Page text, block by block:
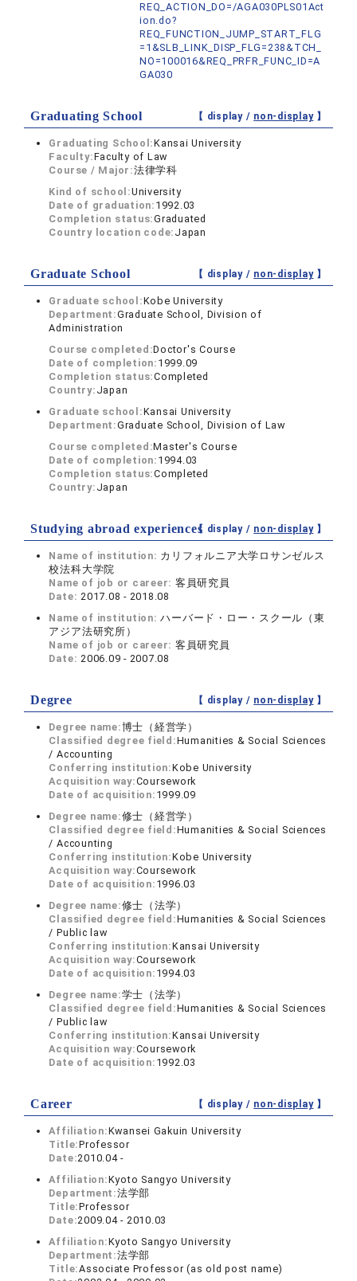
REQ_ACTION_DO=/AGA030PLS01Act
ion.do?
REQ_FUNCTION_JUMP_START_FLG
=1&SLB_LINK_DISP_FLG=238&TCH_
NO=100016&REQ_PRFR_FUNC_ID=A
GA030
Graduating School 【 display / non-display】
Graduating School:Kansai University
Faculty:Faculty of Law
Course / Major:法律学科
Kind of school:University
Date of graduation: 1992.03
Completion status:Graduated
Country location code: Japan
Graduate School 【 display / non-display】
Graduate school:Kobe University
Department:Graduate School, Division of
Administration
Course completed:Doctor's Course
Date of completion: 1999.09
Completion status:Completed
Country: Japan
Graduate school:Kansai University
Department:Graduate School, Division of Law
Course completed:Master's Course
Date of completion: 1994.03
Completion status:Completed
Country: Japan
Studying abroad experiences【 display / non-display】
Name of institution: カリフォルニア大学ロサンゼルス
校法科大学院
Name of job or career: 客員研究員
Date:2017.08 - 2018.08
Name of institution:ハーバード・ロー・スクール（東
アジア法研究所）
Name of job or career: 客員研究員
Date:2006.09 - 2007.08
Degree 【 display / non-display】
Degree name:博士（経営学）
Classified degree field:Humanities & Social Sciences
/ Accounting
Conferring institution:Kobe University
Acquisition way:Coursework
Date of acquisition: 1999.09
Degree name:修士（経営学）
Classified degree field:Humanities & Social Sciences
/ Accounting
Conferring institution:Kobe University
Acquisition way:Coursework
Date of acquisition: 1996.03
Degree name:修士（法学）
Classified degree field:Humanities & Social Sciences
/ Public law
Conferring institution:Kansai University
Acquisition way:Coursework
Date of acquisition: 1994.03
Degree name:学士（法学）
Classified degree field:Humanities & Social Sciences
/ Public law
Conferring institution:Kansai University
Acquisition way:Coursework
Date of acquisition: 1992.03
Career 【 display / non-display】
Affiliation:Kwansei Gakuin University
Title:Professor
Date:2010.04 -
Affiliation:Kyoto Sangyo University
Department:法学部
Title:Professor
Date:2009.04 - 2010.03
Affiliation:Kyoto Sangyo University
Department:法学部
Title:Associate Professor (as old post name)